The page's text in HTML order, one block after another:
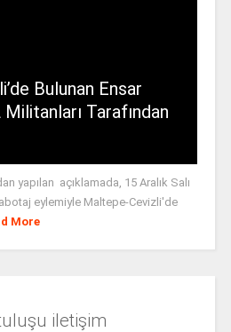
Bulunan Ensar
Tarafından
yapılan açıklamada, 15 Aralık Salı
eylemiyle Maltepe-Cevizli'de
More
iletişim